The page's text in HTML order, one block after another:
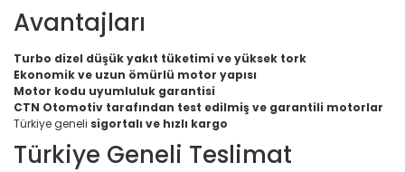
Avantajları
Turbo dizel düşük yakıt tüketimi ve yüksek tork
Ekonomik ve uzun ömürlü motor yapısı
Motor kodu uyumluluk garantisi
CTN Otomotiv tarafından test edilmiş ve garantili motorlar
Türkiye geneli sigortalı ve hızlı kargo
Türkiye Geneli Teslimat